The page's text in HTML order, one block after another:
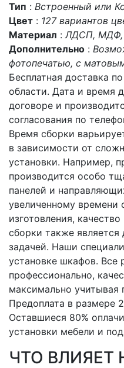
Тип : Встроенный или
Цвет : 127 вариантов
Материал :ЛДСП, МДФ,
Дополнительно :
фотопечатью, с
Бесплатная доставка
области. Дата и время
договоре и
согласования по
Время сборки
в зависимости от
установки. Например,
производится особо
панелей и
увеличенному
изготовления,
сборки также является
задачей. Наши
установке шкафов. Все
профессионально,
максимально
Предоплата в размере
Оставшиеся 80%
установки мебели и
ЧТО ВЛИЯЕТ